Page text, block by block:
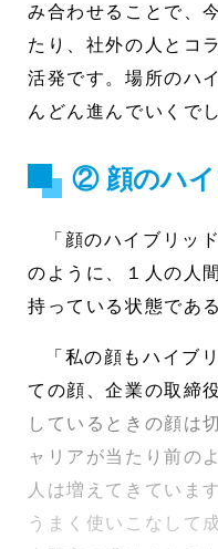
み合わせることで、
たり、社外の人とコ
活発です。場所のハ
んどん進んでいくで
② 顔のハイ
「顔のハイブリッ
のように、１人の人
持っている状態である
「私の顔もハイブ
ての顔、企業の取締
しているときの顔は
ャリアが当たり前の
人は増えてきていま
うまく使いこなして